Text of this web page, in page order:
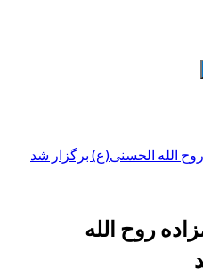
الله الحسنی(ع) برگزار شد
روح الله